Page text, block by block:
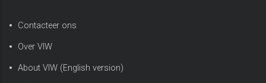
Contacteer ons
Over VIW
About VIW (English version)